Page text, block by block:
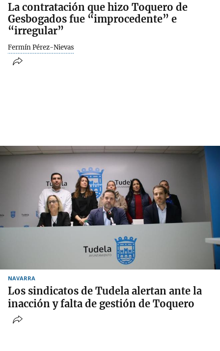
La contratación que hizo Toquero de
Gesbogados fue “improcedente” e
“irregular”
Fermín Pérez-Nievas
NAVARRA
Los sindicatos de Tudela alertan ante la
inacción y falta de gestión de Toquero